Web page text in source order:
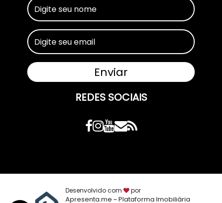
REDES SOCIAIS
Desenvolvido com por
Apresenta.me ~ Plataforma Imobiliária